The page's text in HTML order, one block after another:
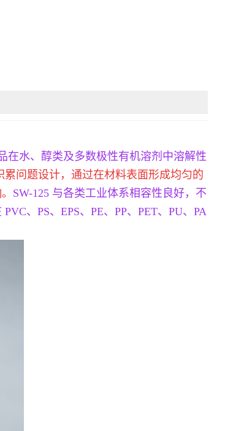
在水、醇类及多数极性有机溶剂中溶解性
问题设计，通过在材料表面形成均匀的
SW-125 与各类工业体系相容性良好，不
、PS、EPS、PE、PP、PET、PU、PA